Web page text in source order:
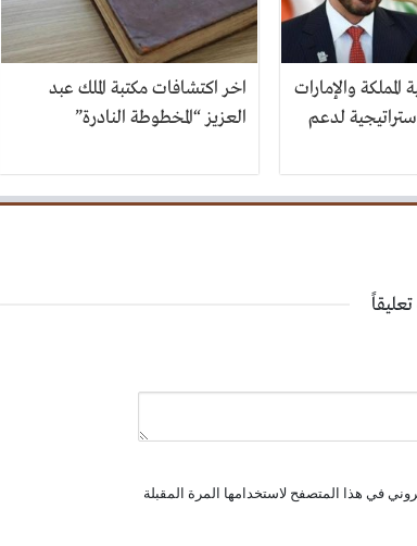
والإمارات
لدعم
اخر اكتشافات مكتبة الملك عبد
العزيز “المخطوطة النادرة”
في هذا المتصفح لاستخدامها المرة المقبلة